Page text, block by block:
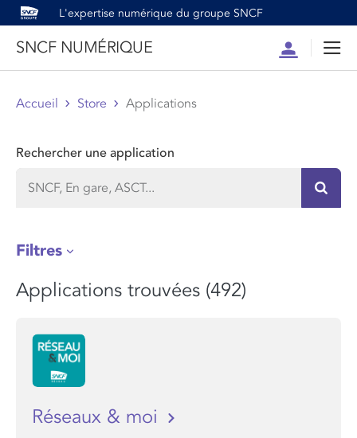
L'expertise numérique du groupe SNCF
SNCF NUMÉRIQUE
Compte
Accueil Store Applications
Rechercher une application
Filtres
Applications trouvées (492)
Réseaux & moi